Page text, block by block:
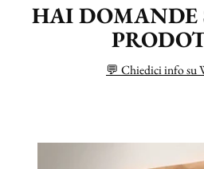
HAI DOMANDE
💬 Chiedici info su